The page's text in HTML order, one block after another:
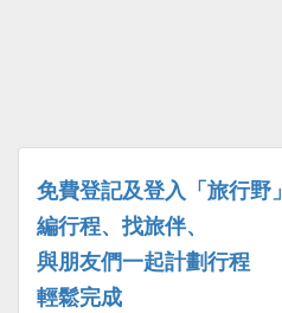
免費登記及登入「旅行野」
編行程、找旅伴、
與朋友們一起計劃行程
輕鬆完成